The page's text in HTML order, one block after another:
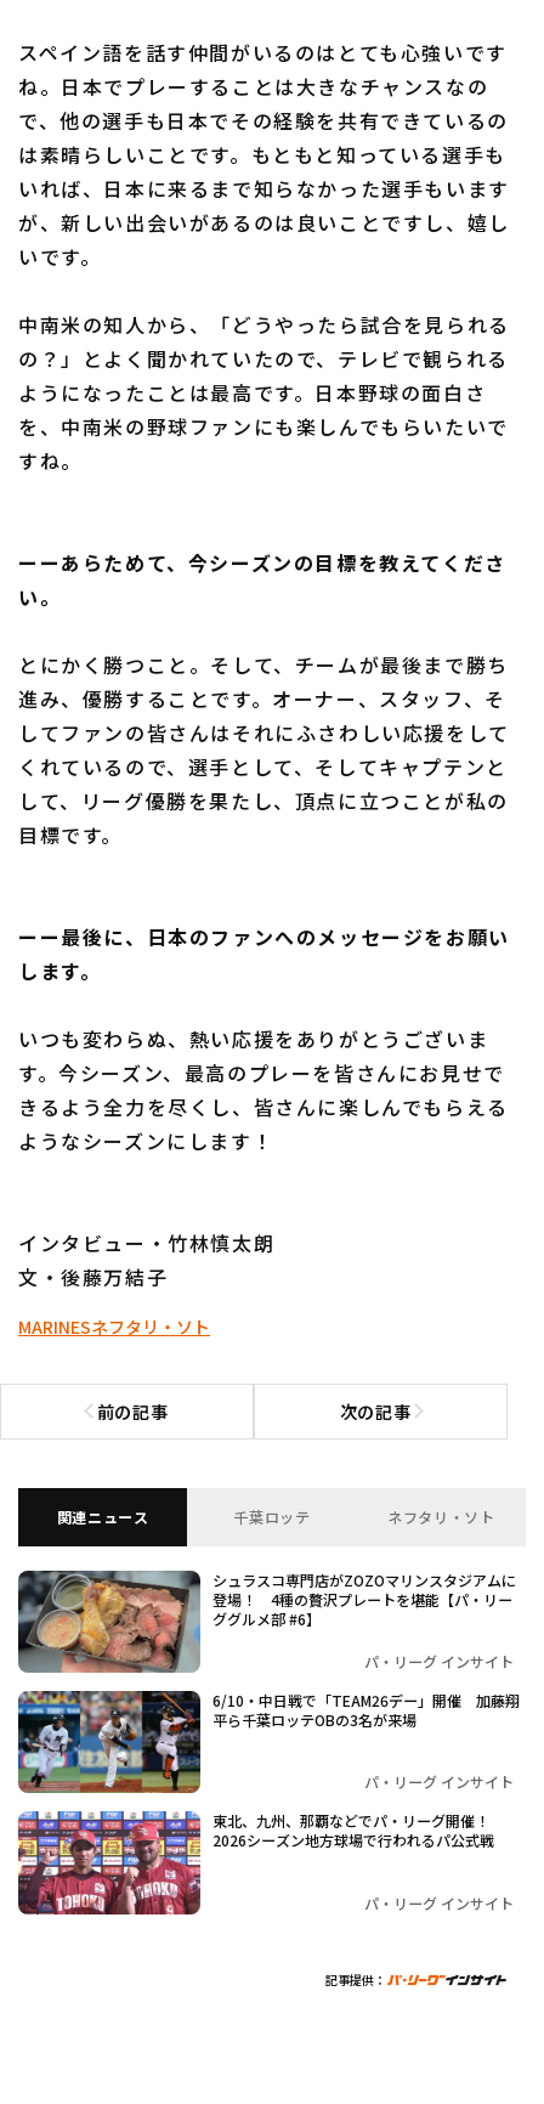
スペイン語を話す仲間がいるのはとても心強いです
ね。日本でプレーすることは大きなチャンスなの
で、他の選手も日本でその経験を共有できているの
は素晴らしいことです。もともと知っている選手も
いれば、日本に来るまで知らなかった選手もいます
が、新しい出会いがあるのは良いことですし、嬉し
いです。
中南米の知人から、「どうやったら試合を見られる
の？」とよく聞かれていたので、テレビで観られる
ようになったことは最高です。日本野球の面白さ
を、中南米の野球ファンにも楽しんでもらいたいで
すね。
ーーあらためて、今シーズンの目標を教えてくださ
い。
とにかく勝つこと。そして、チームが最後まで勝ち
進み、優勝することです。オーナー、スタッフ、そ
してファンの皆さんはそれにふさわしい応援をして
くれているので、選手として、そしてキャプテンと
して、リーグ優勝を果たし、頂点に立つことが私の
目標です。
ーー最後に、日本のファンへのメッセージをお願い
します。
いつも変わらぬ、熱い応援をありがとうございま
す。今シーズン、最高のプレーを皆さんにお見せで
きるよう全力を尽くし、皆さんに楽しんでもらえる
ようなシーズンにします！
インタビュー・竹林慎太朗
文・後藤万結子
MARINESネフタリ・ソト
前の記事
前の記事へ 次の記事次の記事へ
関連ニュース 千葉ロッテ ネフタリ・ソト
シュラスコ専門店がZOZOマリンスタジアムに
登場！ 4種の贅沢プレートを堪能【パ・リー
ググルメ部 #6】
パ・リーグ インサイト
6/10・中日戦で「TEAM26デー」開催 加藤翔
平ら千葉ロッテOBの3名が来場
パ・リーグ インサイト
東北、九州、那覇などでパ・リーグ開催！
2026シーズン地方球場で行われるパ公式戦
パ・リーグ インサイト
記事提供：